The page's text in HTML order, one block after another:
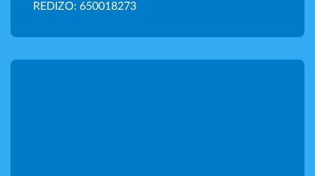
REDIZO: 650018273